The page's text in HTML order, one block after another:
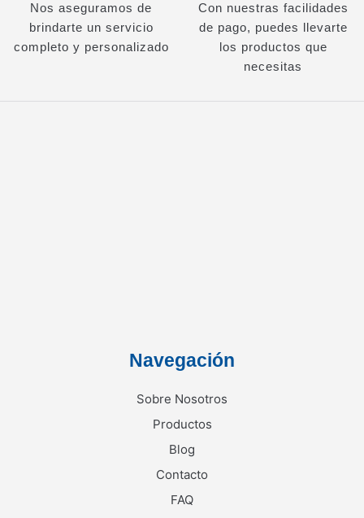
Nos aseguramos de
brindarte un servicio
completo y personalizado
Con nuestras facilidades
de pago, puedes llevarte
los productos que
necesitas
Navegación
Sobre Nosotros
Productos
Blog
Contacto
FAQ